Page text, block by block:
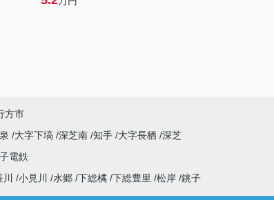
方市
大字下塙 深芝南 知手 大字長栖 深芝
電鉄
小見川 水郷 下総橘 下総豊里 松岸 銚子